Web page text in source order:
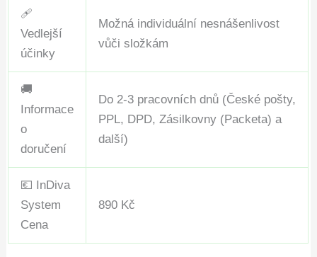
🩹
Vedlejší
účinky
Možná individuální nesnášenlivost
vůči složkám
🚚
Informace
o
doručení
Do 2-3 pracovních dnů (České pošty,
PPL, DPD, Zásilkovny (Packeta) a
další)
💶 InDiva
System
Cena
890 Kč